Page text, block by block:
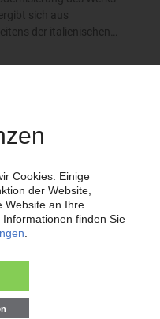
sich aus
der italienischen…
des
Kebo
Preis hat Plastisud
von
Kebo wird
als eigenständige…
JV eröffnet
Highsun Akro im
ein Werk für Polyamid-